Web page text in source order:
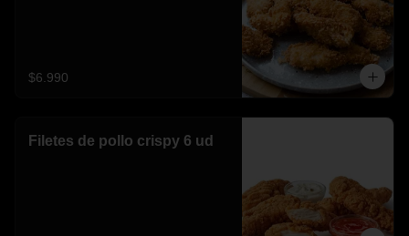
$6.990
Filetes de pollo crispy 6 ud